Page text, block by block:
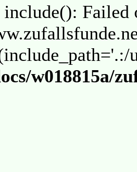
include(): Failed
w018815a/